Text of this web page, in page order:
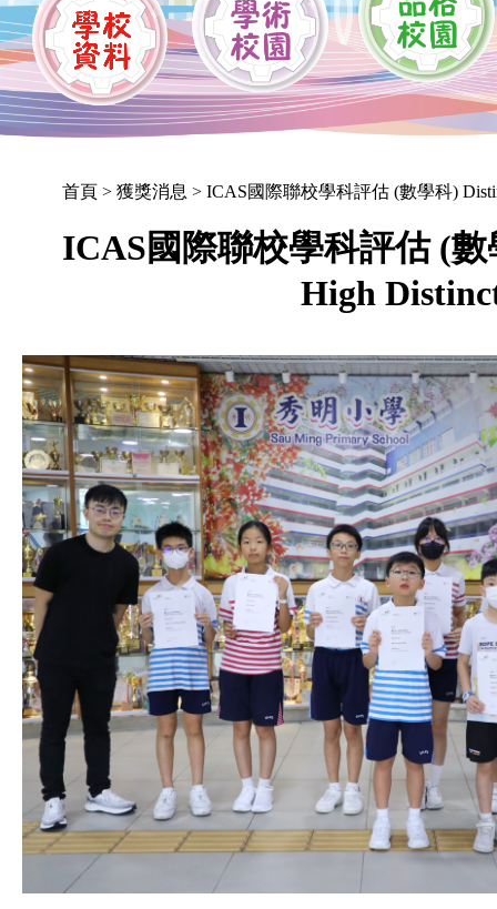
首頁> 獲獎消息 > ICAS國際聯校學科評估 (數學科)
ICAS國際聯校學科評估 (
High